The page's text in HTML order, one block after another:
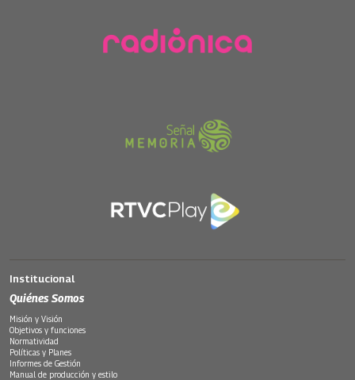
Institucional
Quiénes Somos
Misión y Visión
Objetivos y funciones
Normatividad
Políticas y Planes
Informes de Gestión
Manual de producción y estilo